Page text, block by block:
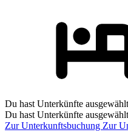
Du hast Unterkünfte
Du hast Unterkünfte
Zur Unterkunftsbuchung Zur